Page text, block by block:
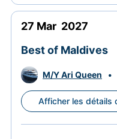
27 Mar 2027
Best of Maldives
M/Y Ari Queen •
Afficher les détails